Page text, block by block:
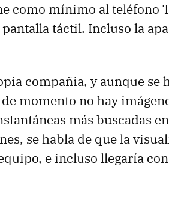
como mínimo al teléfono
táctil. Incluso la
compañia, y aunque se
momento no hay
más buscadas
se habla de que la
e incluso llegaría